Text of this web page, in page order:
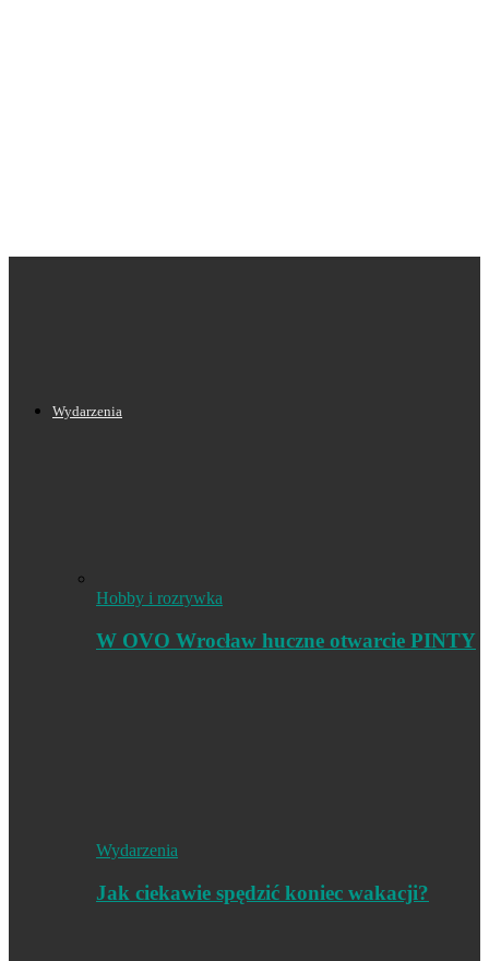
Wydarzenia
Hobby i rozrywka
W OVO Wrocław huczne otwarcie PINTY
Wydarzenia
Jak ciekawie spędzić koniec wakacji?